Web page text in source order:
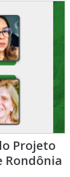
Projeto
Rondônia